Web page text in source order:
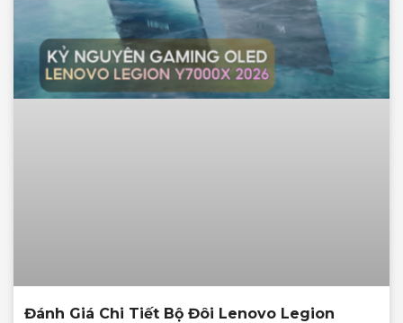
Đánh Giá Chi Tiết Bộ Đôi Lenovo Legion